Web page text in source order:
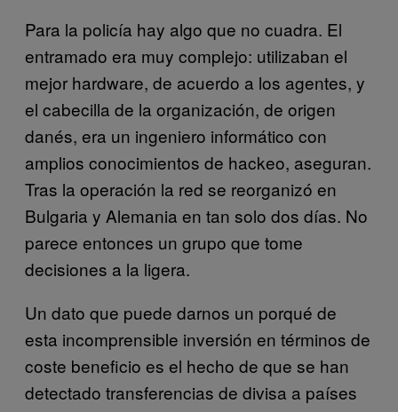
Para la policía hay algo que no cuadra. El
entramado era muy complejo: utilizaban el
mejor hardware, de acuerdo a los agentes, y
el cabecilla de la organización, de origen
danés, era un ingeniero informático con
amplios conocimientos de hackeo, aseguran.
Tras la operación la red se reorganizó en
Bulgaria y Alemania en tan solo dos días. No
parece entonces un grupo que tome
decisiones a la ligera.
Un dato que puede darnos un porqué de
esta incomprensible inversión en términos de
coste beneficio es el hecho de que se han
detectado transferencias de divisa a países